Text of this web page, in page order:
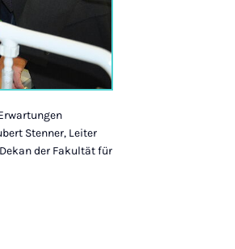
Stenner, Leiter
der Fakultät für